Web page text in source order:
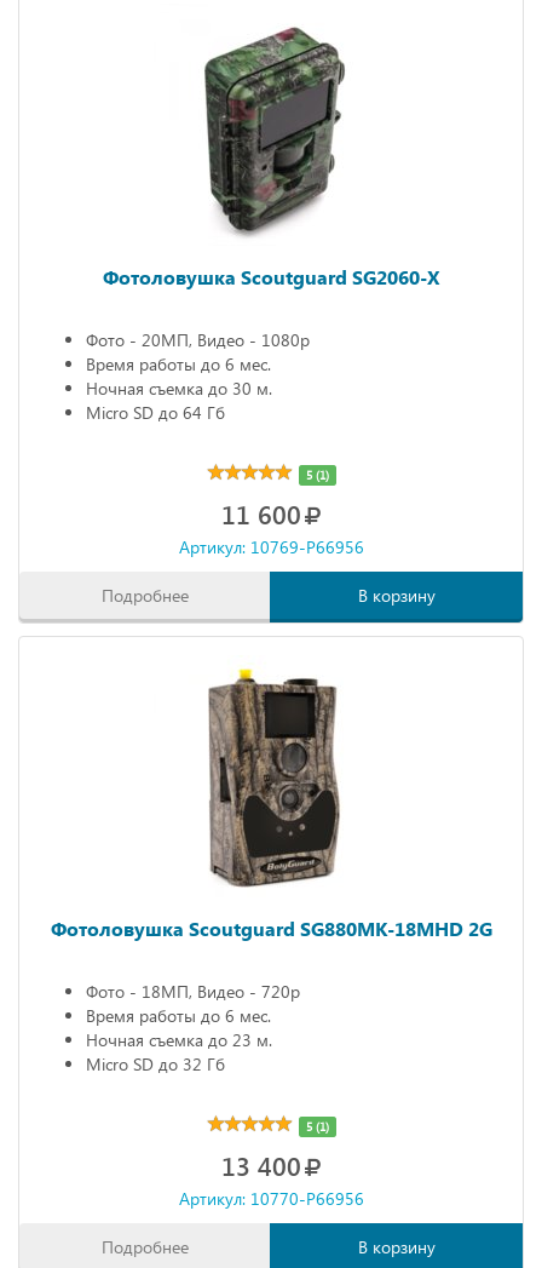
Фотоловушка Scoutguard SG2060-X
Фото - 20МП, Видео - 1080р
Время работы до 6 мес.
Ночная съемка до 30 м.
Micro SD до 64 Гб
5 (1)
11 600
Артикул: 10769-P66956
Подробнее В корзину
Фотоловушка Scoutguard SG880MK-18MHD 2G
Фото - 18МП, Видео - 720р
Время работы до 6 мес.
Ночная съемка до 23 м.
Micro SD до 32 Гб
5 (1)
13 400
Артикул: 10770-P66956
Подробнее В корзину